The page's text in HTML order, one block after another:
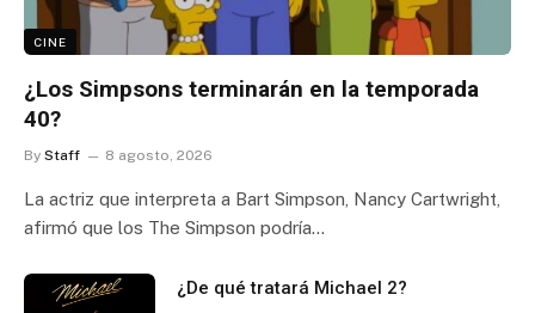
CINE
¿Los Simpsons terminarán en la temporada
40?
By Staff 8 agosto, 2026
La actriz que interpreta a Bart Simpson, Nancy Cartwright,
afirmó que los The Simpson podría…
¿De qué tratará Michael 2?